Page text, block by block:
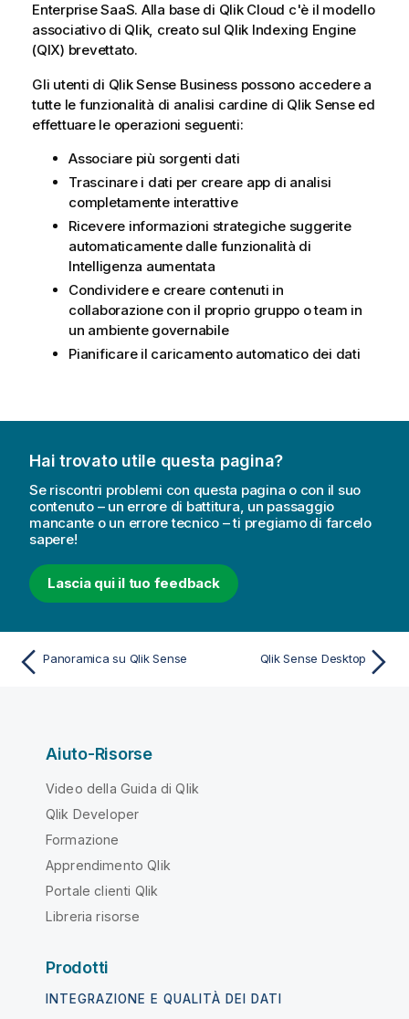
Enterprise SaaS. Alla base di Qlik Cloud c'è il modello
associativo di Qlik, creato sul Qlik Indexing Engine
(QIX) brevettato.
Gli utenti di Qlik Sense Businesspossono accedere a
tutte le funzionalità di analisi cardine di Qlik Senseed
effettuare le operazioni seguenti:
Associare più sorgenti dati
Trascinare i dati per creare app di analisi
completamente interattive
Ricevere informazioni strategiche suggerite
automaticamente dalle funzionalità di
Intelligenza aumentata
Condividere e creare contenuti in
collaborazione con il proprio gruppo o team in
un ambiente governabile
Pianificare il caricamento automatico dei dati
Hai trovato utile questa pagina?
Se riscontri problemi con questa pagina o con il suo
contenuto – un errore di battitura, un passaggio
mancante o un errore tecnico – ti pregiamo di farcelo
sapere!
Lascia qui il tuo feedback
Panoramica su Qlik Sense Qlik Sense Desktop
Aiuto-Risorse
Video della Guida di Qlik
Qlik Developer
Formazione
Apprendimento Qlik
Portale clienti Qlik
Libreria risorse
Prodotti
INTEGRAZIONE E QUALITÀ DEI DATI